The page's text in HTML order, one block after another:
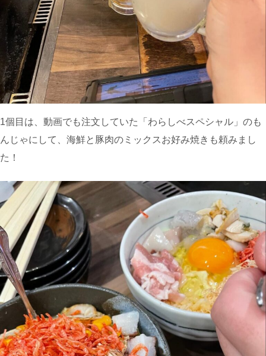
1個目は、動画でも注文していた「わらしべスペシャル」のも
んじゃにして、海鮮と豚肉のミックスお好み焼きも頼みまし
た！